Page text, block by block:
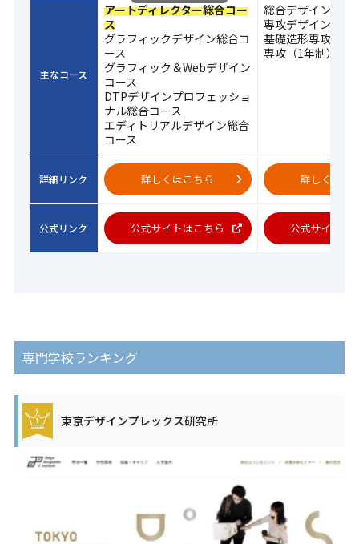
主なコース
アートディレクター総合コー
ス
グラフィックデザイン総合コ
ース
グラフィック＆Webデザイン
コース
DTPデザインプロフェッショ
ナル総合コース
エディトリアルデザイン総合
コース
総合デザイン科（
専攻デザイン科（
基礎造形専攻・基
専攻（1年制）
詳細リンク 詳しくはこちら 詳しくはこ
公式リンク 公式サイトはこちら 公式サイトは
専門学校ランキング
東京デザインプレックス研究所